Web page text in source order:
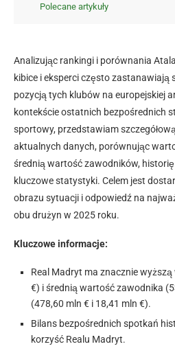
Polecane artykuły
Analizując rankingi i porównania
kibice i eksperci często zastanawiają
pozycją tych klubów na europejskiej
kontekście ostatnich bezpośrednich
sportowy, przedstawiam
aktualnych danych, porównując
średnią wartość zawodników,
kluczowe statystyki. Celem jest
obrazu sytuacji i odpowiedź na
obu drużyn w 2025 roku.
Kluczowe informacje:
Real Madryt ma znacznie
€) i średnią wartość zawodnika
(478,60 mln € i 18,41 mln €).
Bilans bezpośrednich spotkań
korzyść Realu Madryt.